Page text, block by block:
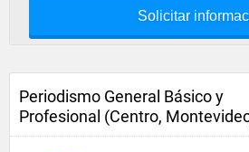
Solicitar
Periodismo General Básico y
Profesional (Centro,